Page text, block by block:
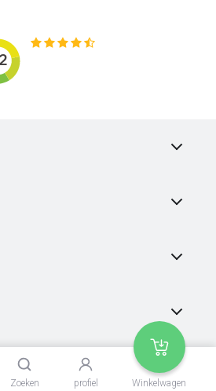
Zoeken profiel Winkelwagen